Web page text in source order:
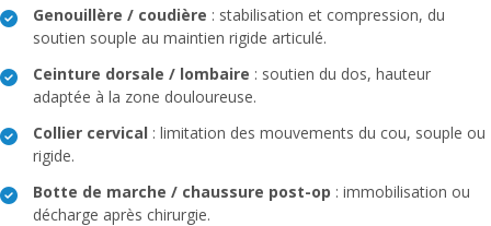
Genouillère / coudière : stabilisation et compression, du
soutien souple au maintien rigide articulé.
Ceinture dorsale / lombaire : soutien du dos, hauteur
adaptée à la zone douloureuse.
Collier cervical : limitation des mouvements du cou, souple ou
rigide.
Botte de marche / chaussure post-op : immobilisation ou
décharge après chirurgie.